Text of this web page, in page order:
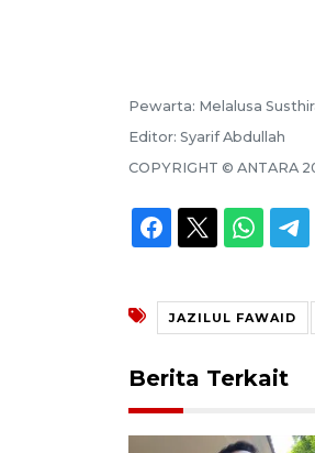
Pewarta: Melalusa
Editor: Syarif Abdullah
COPYRIGHT © ANTARA
JAZILUL FAWAID
Berita Terkait